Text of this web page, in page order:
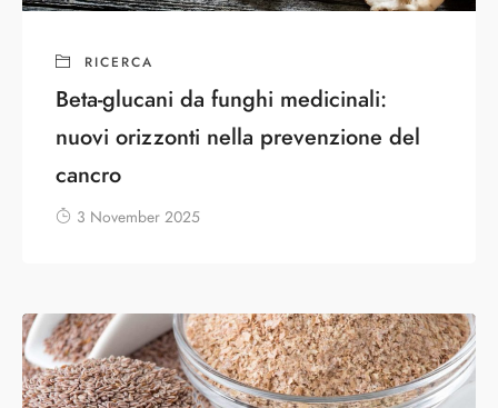
RICERCA
Beta-glucani da funghi medicinali:
nuovi orizzonti nella prevenzione del
cancro
3 November 2025